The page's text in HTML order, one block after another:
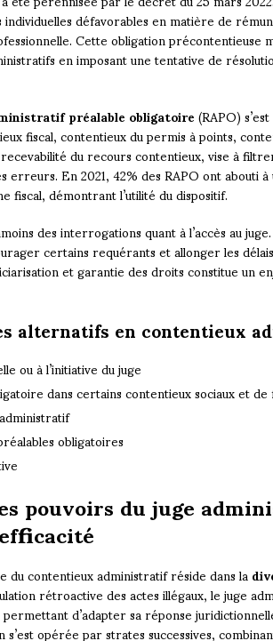
défavorables en matière de
Cette obligation
en imposant une tentative de
préalable obligatoire(RAPO)
fiscal, contentieux du permis à points,
du recours contentieux, vise à
En 2021, 42% des RAPO ont abouti
fiscal, démontrant l’utilité du dispositif.
des interrogations quant à l’accès au
certains requérants et allonger les
et garantie des droits constitue un
alternatifs en contentieux
ou à l’initiative du juge
dans certains contentieux sociaux et
obligatoires
pouvoirs du juge
du contentieux administratif réside dans la
rétroactive des actes illégaux, le juge
d’adapter sa réponse
opérée par strates successives,